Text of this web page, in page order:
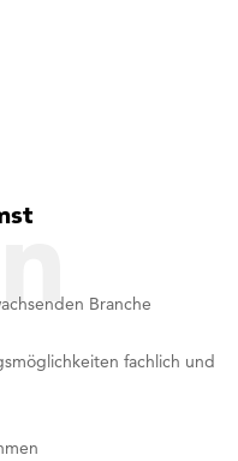
Branche
fachlich und